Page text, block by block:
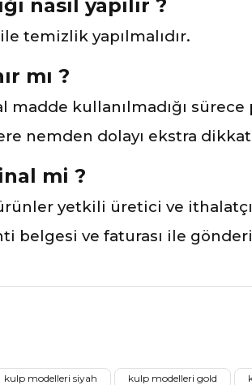
nasıl yapılır ?
temizlik yapılmalıdır.
mı ?
madde kullanılmadığı
nemden dolayı ekstra
mi ?
yetkili üretici ve
belgesi ve faturası ile
görüntülenemiyor.
kulp modelleri siyah kulp modelleri gold